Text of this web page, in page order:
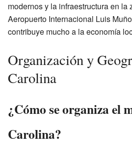
modernos y la infraestructura en la
Aeropuerto Internacional Luis
contribuye mucho a la economía
Organización y
Carolina
¿Cómo se organiza el
Carolina?